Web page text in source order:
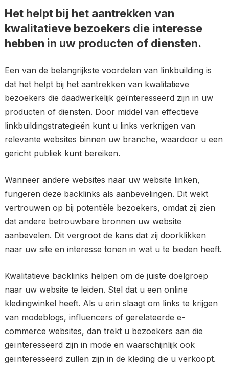
Het helpt bij het aantrekken van
kwalitatieve bezoekers die interesse
hebben in uw producten of diensten.
Een van de belangrijkste voordelen van linkbuilding is
dat het helpt bij het aantrekken van kwalitatieve
bezoekers die daadwerkelijk geïnteresseerd zijn in uw
producten of diensten. Door middel van effectieve
linkbuildingstrategieën kunt u links verkrijgen van
relevante websites binnen uw branche, waardoor u een
gericht publiek kunt bereiken.
Wanneer andere websites naar uw website linken,
fungeren deze backlinks als aanbevelingen. Dit wekt
vertrouwen op bij potentiële bezoekers, omdat zij zien
dat andere betrouwbare bronnen uw website
aanbevelen. Dit vergroot de kans dat zij doorklikken
naar uw site en interesse tonen in wat u te bieden heeft.
Kwalitatieve backlinks helpen om de juiste doelgroep
naar uw website te leiden. Stel dat u een online
kledingwinkel heeft. Als u erin slaagt om links te krijgen
van modeblogs, influencers of gerelateerde e-
commerce websites, dan trekt u bezoekers aan die
geïnteresseerd zijn in mode en waarschijnlijk ook
geïnteresseerd zullen zijn in de kleding die u verkoopt.